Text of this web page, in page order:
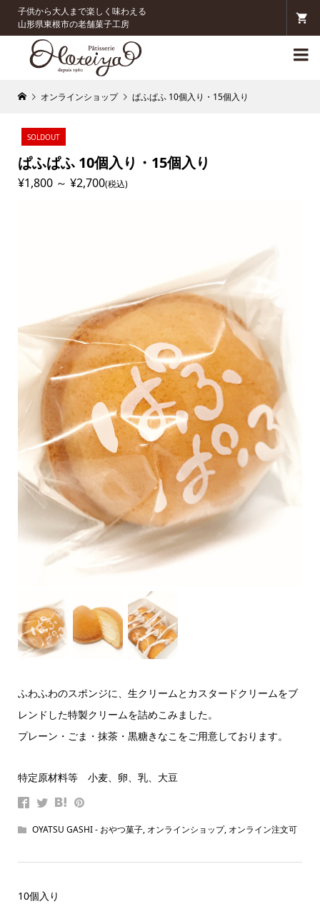
子供から大人まで楽しく味わえる
山形県東根市の老舗菓子工房

オンラインショップ ぱふぱふ 10個入り・15個入り
SOLDOUT
ぱふぱふ 10個入り・15個入り
¥1,800 ～ ¥2,700(税込)
ふわふわのスポンジに、生クリームとカスタードクリームをブ
レンドした特製クリームを詰めこみました。
プレーン・ごま・抹茶・黒糖きなこをご用意しております。
特定原材料等 小麦、卵、乳、大豆
OYATSU GASHI - おやつ菓子, オンラインショップ, オンライン注文可
10個入り